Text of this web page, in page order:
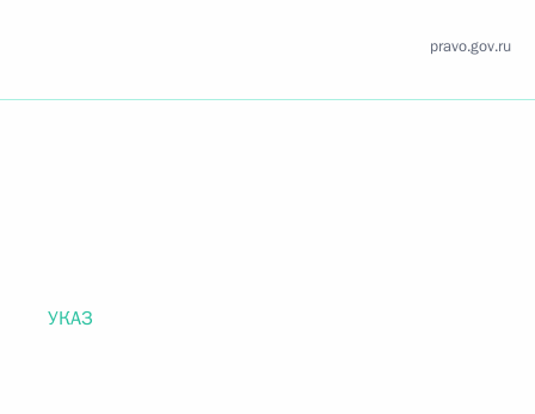
pravo.gov.ru
УКАЗ